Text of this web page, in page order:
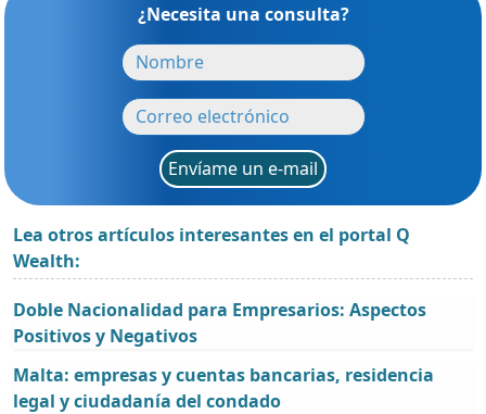
¿Necesita una consulta?
Envíame un e-mail
Lea otros artículos interesantes en el portal Q
Wealth:
Doble Nacionalidad para Empresarios: Aspectos
Positivos y Negativos
Malta: empresas y cuentas bancarias, residencia
legal y ciudadanía del condado